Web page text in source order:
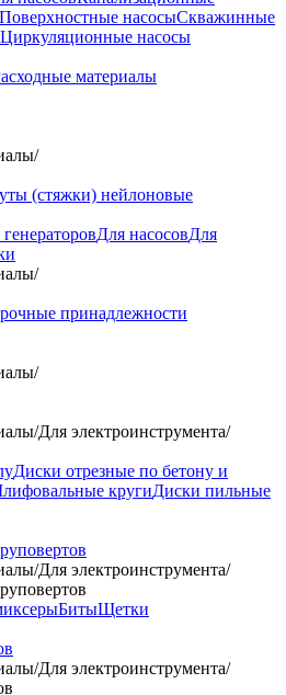
Поверхностные насосыСкважинные
Циркуляционные насосы
/
(стяжки) нейлоновые
Для насосовДля
/
принадлежности
/
/Для электроинструмента/
Диски отрезные по бетону и
кругиДиски пильные
/Для электроинструмента/
БитыЩетки
/Для электроинструмента/